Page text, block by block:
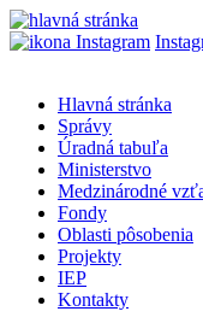
Hlavná stránka
Správy
Úradná tabuľa
Ministerstvo
Medzinárodné
Fondy
Oblasti pôsobenia
Projekty
IEP
Kontakty